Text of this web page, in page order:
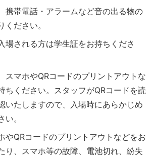
携帯電話・アラームなど音の出る物の
ください。
場される方は学生証をお持ちくださ
スマホやQRコードのプリントアウトな
ちください。スタッフがQRコードを読
いたしますので、入場時にあらかじめ
い。
やQRコードのプリントアウトなどをお
り、スマホ等の故障、電池切れ、紛失